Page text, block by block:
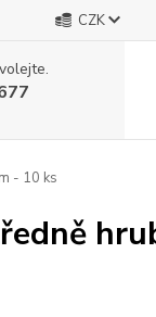
CZK
- 10 ks